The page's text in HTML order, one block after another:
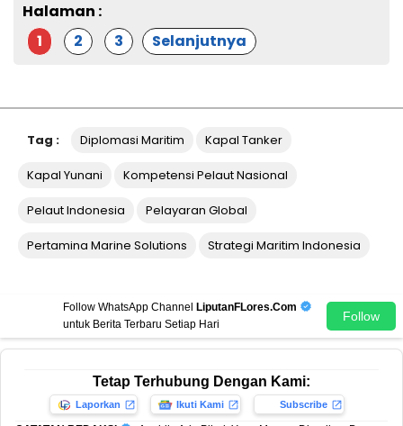
Halaman :
1
2 3 Selanjutnya
Tag : Diplomasi Maritim Kapal Tanker
Kapal Yunani Kompetensi Pelaut Nasional
Pelaut Indonesia Pelayaran Global
Pertamina Marine Solutions Strategi Maritim Indonesia
Follow WhatsApp Channel
LiputanFLores.Com
untuk Berita Terbaru Setiap Hari
Follow
Tetap Terhubung Dengan Kami:
Laporkan Ikuti Kami Subscribe